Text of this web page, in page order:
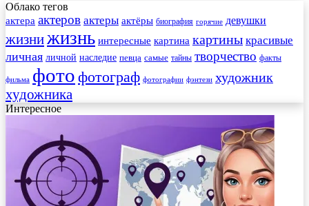
Облако тегов
актера актеров актеры актёры биография горячие девушки
жизнижизнь интересные картина картины красивые
личная личной наследие певца самые тайны творчество факты
фильма фото фотограф фотографии фэнтези художник
художника
Интересное